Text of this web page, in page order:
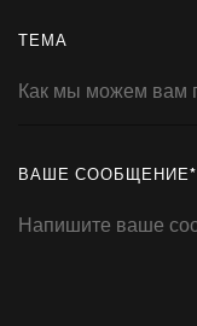
ТЕМА
ВАШЕ СООБЩЕНИЕ*